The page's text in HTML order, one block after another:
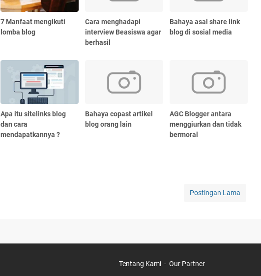
7 Manfaat mengikuti
lomba blog
Cara menghadapi
interview Beasiswa agar
berhasil
Bahaya asal share link
blog di sosial media
Apa itu sitelinks blog
dan cara
mendapatkannya ?
Bahaya copast artikel
blog orang lain
AGC Blogger antara
menggiurkan dan tidak
bermoral
Postingan Lama
Tentang Kami Our Partner